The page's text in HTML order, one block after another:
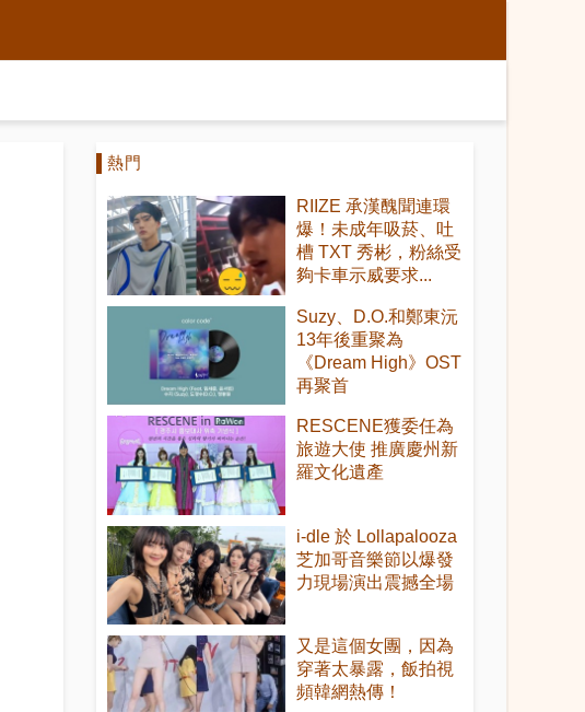
熱門
RIIZE 承漢醜聞連環
爆！未成年吸菸、吐
槽 TXT 秀彬，粉絲受
夠卡車示威要求...
Suzy、D.O.和鄭東沅
13年後重聚為
《Dream High》OST
再聚首
RESCENE獲委任為
旅遊大使 推廣慶州新
羅文化遺產
i-dle 於 Lollapalooza
芝加哥音樂節以爆發
力現場演出震撼全場
又是這個女團，因為
穿著太暴露，飯拍視
頻韓網熱傳！